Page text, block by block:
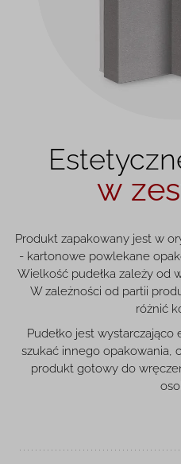
w
Produkt zapakowany jest w
- kartonowe powlekane
Wielkość pudełka zależy od
W zależności od partii
różnić
Pudełko jest wystarczająco
szukać innego opakowania,
produkt gotowy do